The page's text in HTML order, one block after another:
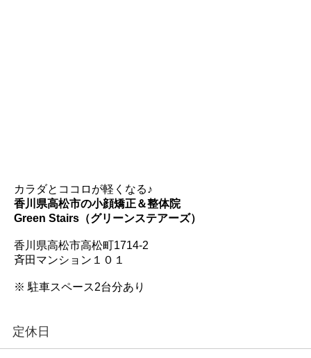
カラダとココロが軽くなる♪
香川県高松市の小顔矯正＆整体院
Green Stairs（グリーンステアーズ）
香川県高松市高松町1714-2
斉田マンション１０１
※ 駐車スペース2台分あり
定休日